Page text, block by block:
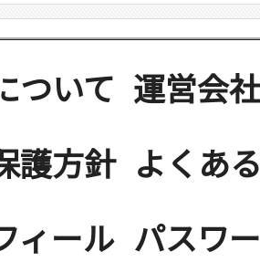
ついて 運営会社
護方針 よくあ
ィール パスワ